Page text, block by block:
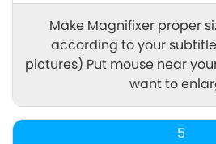
Make Magnifixer proper
according to your
pictures) Put mouse near
want to
5